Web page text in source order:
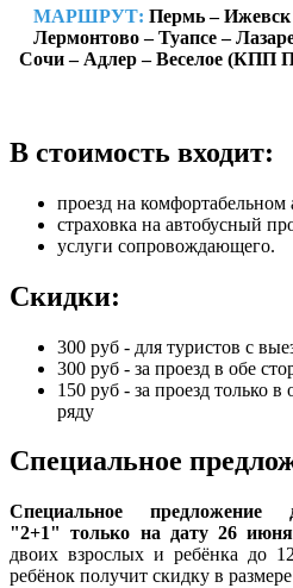
МАРШРУТ: Пермь – Ижевск
Лермонтово – Туапсе –
Сочи – Адлер – Веселое (КПП
В стоимость входит:
проезд на комфортабельном
страховка на автобусный
услуги сопровождающего.
Скидки:
300 руб - для туристов с
300 руб - за проезд в обе
150 руб - за проезд только
ряду
Специальное
Специальное
"2+1" только на дату 26
двоих взрослых и ребёнка до
ребёнок получит скидку в